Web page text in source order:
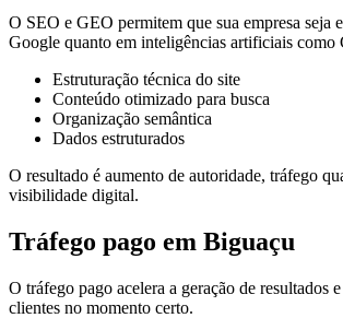
O SEO e GEO permitem que sua empresa seja
Google quanto em inteligências artificiais como
Estruturação técnica do site
Conteúdo otimizado para busca
Organização semântica
Dados estruturados
O resultado é aumento de autoridade, tráfego
visibilidade digital.
Tráfego pago em Biguaçu
O tráfego pago acelera a geração de resultados
clientes no momento certo.